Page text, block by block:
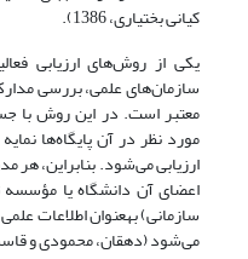
کیانی بختیاری، 1386).
سازمان‌های علمی، بررسی
معتبر است. در این روش با
مورد نظر در آن پایگاه‌ها
اعضای آن دانشگاه یا مؤسسه
می‌شود (دهقان، محمودی و